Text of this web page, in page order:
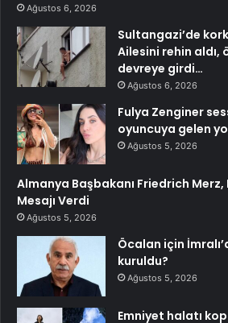
Ağustos 6, 2026
Sultangazi’de
Ailesini rehin aldı,
devreye girdi…
Ağustos 6, 2026
Fulya Zenginer
oyuncuya gelen
Ağustos 5, 2026
Almanya Başbakanı Friedrich
Mesajı Verdi
Ağustos 5, 2026
Öcalan için
kuruldu?
Ağustos 5, 2026
Emniyet halatı